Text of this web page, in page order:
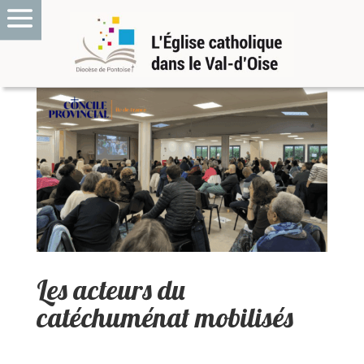
Les acteurs du
catéchuménat mobilisés